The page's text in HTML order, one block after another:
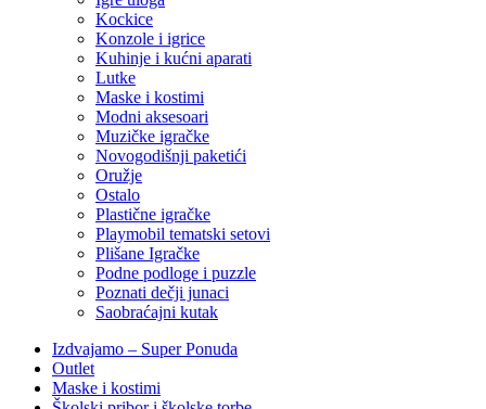
Kockice
Konzole i igrice
Kuhinje i kućni aparati
Lutke
Maske i kostimi
Modni aksesoari
Muzičke igračke
Novogodišnji paketići
Oružje
Ostalo
Plastične igračke
Playmobil tematski setovi
Plišane Igračke
Podne podloge i puzzle
Poznati dečji junaci
Saobraćajni kutak
Izdvajamo – Super Ponuda
Outlet
Maske i kostimi